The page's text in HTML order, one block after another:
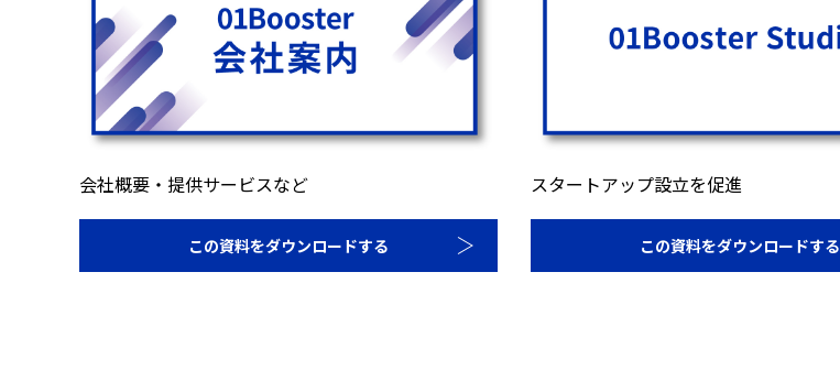
会社概要・提供サービスなど
この資料をダウンロードする
スタートアップ設立を促進
この資料をダウンロードする